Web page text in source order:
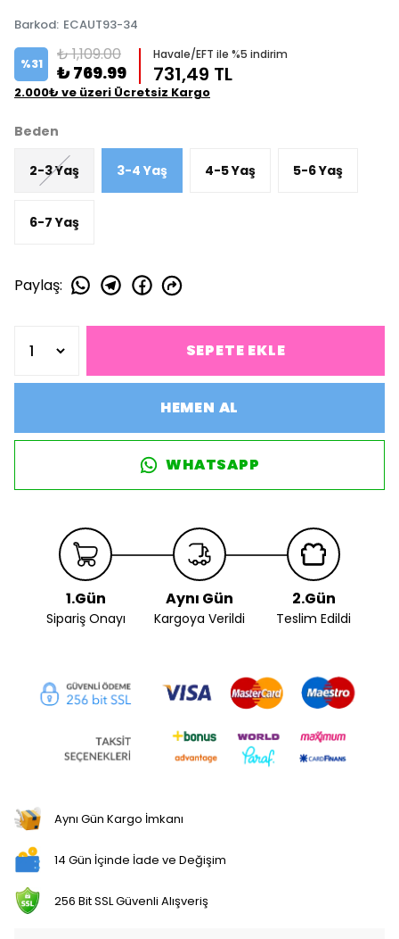
Barkod: ECAUT93-34
%31 ₺ 1,109.00
₺ 769.99
Havale/EFT ile %5 indirim
731,49 TL
2.000₺ ve üzeri Ücretsiz Kargo
Beden
2-3 Yaş 3-4 Yaş 4-5 Yaş 5-6 Yaş
6-7 Yaş
Paylaş:
SEPETE EKLE
HEMEN AL
WHATSAPP
1.Gün
Sipariş Onayı
Aynı Gün
Kargoya Verildi
2.Gün
Teslim Edildi
Aynı Gün Kargo İmkanı
14 Gün İçinde İade ve Değişim
256 Bit SSL Güvenli Alışveriş